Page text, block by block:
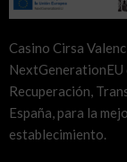
Casino Cirsa
NextGenerationEU
Recuperación,
España, para la
establecimiento.